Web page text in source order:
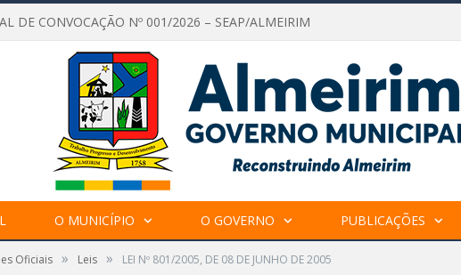
DE CONVOCAÇÃO Nº 001/2026 – SEAP/ALMEIRIM
O MUNICÍPIO O GOVERNO PUBLICAÇÕES
Oficiais » Leis » LEI Nº 801/2005, DE 08 DE JUNHO DE 2005